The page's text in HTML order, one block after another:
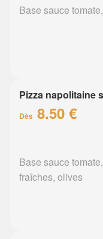
Base sauce
Pizza napolitaine
Dès 8.50 €
Base sauce
fraîches, olives